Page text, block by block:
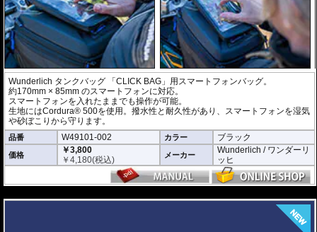
Wunderlich タンクバッグ 「CLICK BAG」用スマートフォンバッグ。
約170mm × 85mm のスマートフォンに対応。
スマートフォンを入れたままでも操作が可能。
生地にはCordura® 500を使用。撥水性と耐久性があり、スマートフォンを湿気
や砂ぼこりから守ります。
品番 W49101-002 カラー ブラック
価格
￥3,800
￥4,180(税込) メーカー
Wunderlich / ワンダーリ
ッヒ